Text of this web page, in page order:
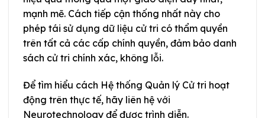
mạnh mẽ. Cách tiếp cận thống nhất này cho
phép tái sử dụng dữ liệu cử tri có thẩm quyền
trên tất cả các cấp chính quyền, đảm bảo danh
sách cử tri chính xác, không lỗi.
Để tìm hiểu cách Hệ thống Quản lý Cử tri hoạt
động trên thực tế, hãy liên hệ với
Neurotechnology để được trình diễn.